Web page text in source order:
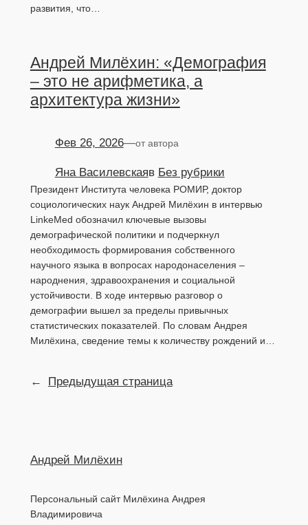
развития, что…
Андрей Милёхин: «Демография
– это не арифметика, а
архитектура жизни»
Фев 26, 2026—от автора
Яна Василевскаяв Без рубрики
Президент Института человека РОМИР, доктор
социологических наук Андрей Милёхин в интервью
LinkeMed обозначил ключевые вызовы
демографической политики и подчеркнул
необходимость формирования собственного
научного языка в вопросах народонаселения –
народнения, здравоохранения и социальной
устойчивости. В ходе интервью разговор о
демографии вышел за пределы привычных
статистических показателей. По словам Андрея
Милёхина, сведение темы к количеству рождений и…
← Предыдущая страница
Андрей Милёхин
Персональный сайт Милёхина Андрея
Владимировича